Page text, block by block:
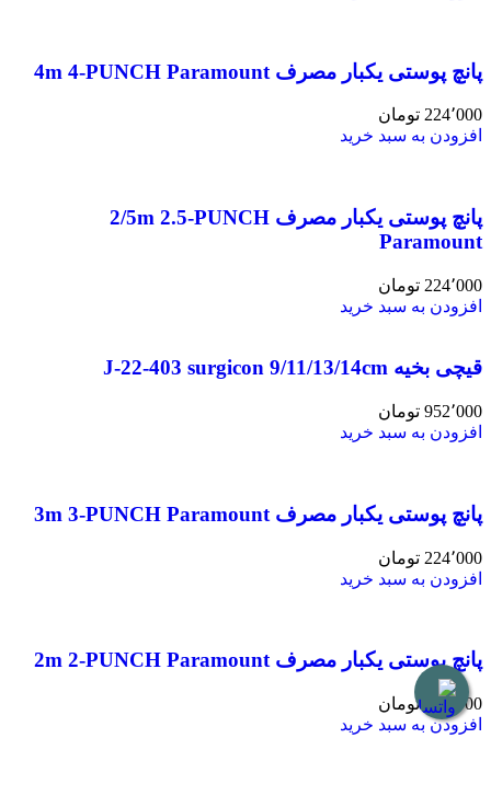
پانچ پوستی یکبار مصرف 4m 4-PUNCH Paramount
224٬000 تومان
افزودن به سبد خرید
پانچ پوستی یکبار مصرف 2/5m 2.5-PUNCH
Paramount
224٬000 تومان
افزودن به سبد خرید
قیچی بخیه J-22-403 surgicon 9/11/13/14cm
952٬000 تومان
افزودن به سبد خرید
پانچ پوستی یکبار مصرف 3m 3-PUNCH Paramount
224٬000 تومان
افزودن به سبد خرید
پانچ پوستی یکبار مصرف 2m 2-PUNCH Paramount
224٬000 تومان
افزودن به سبد خرید